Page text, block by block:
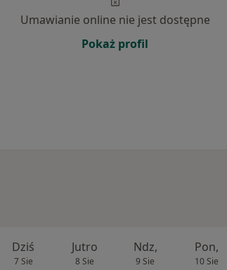
Umawianie online nie jest dostępne
Pokaż profil
Dziś
7 Sie
Jutro
8 Sie
Ndz,
9 Sie
Pon,
10 Sie